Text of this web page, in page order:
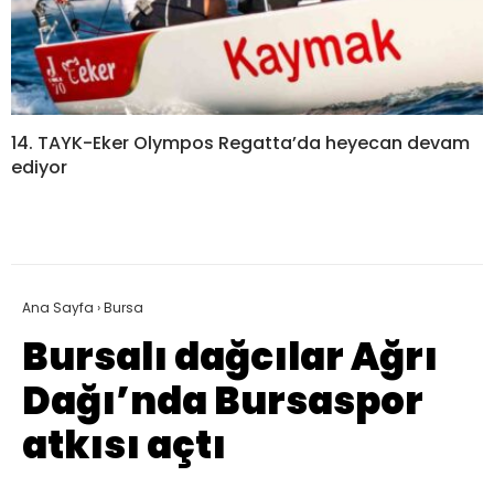
14. TAYK-Eker Olympos Regatta’da heyecan devam
ediyor
Ana Sayfa ›Bursa
Bursalı dağcılar Ağrı
Dağı’nda Bursaspor
atkısı açtı